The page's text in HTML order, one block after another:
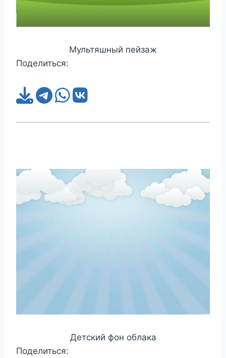
Мультяшный пейзаж
Поделиться:
Детский фон облака
Поделиться: